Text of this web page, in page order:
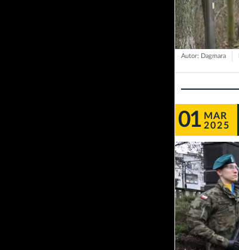
Autor: Dagmara
01 MAR
2025